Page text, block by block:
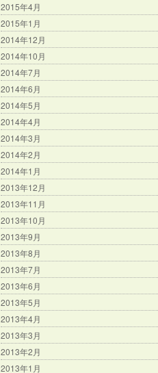
2015年4月
2015年1月
2014年12月
2014年10月
2014年7月
2014年6月
2014年5月
2014年4月
2014年3月
2014年2月
2014年1月
2013年12月
2013年11月
2013年10月
2013年9月
2013年8月
2013年7月
2013年6月
2013年5月
2013年4月
2013年3月
2013年2月
2013年1月